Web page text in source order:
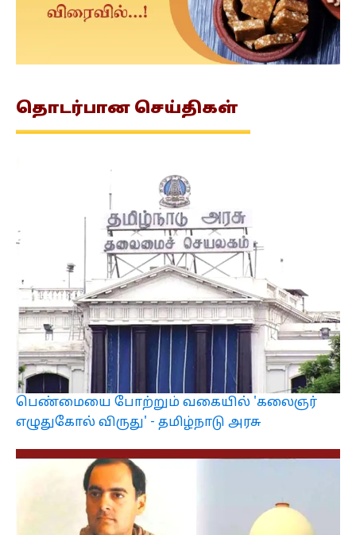
தொடர்பான செய்திகள்
பெண்மையை போற்றும் வகையில் 'கலைஞர்
எழுதுகோல் விருது' - தமிழ்நாடு அரசு